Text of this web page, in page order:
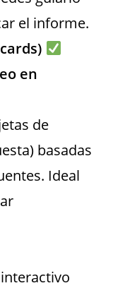
el informe.
en
de
basadas
Ideal